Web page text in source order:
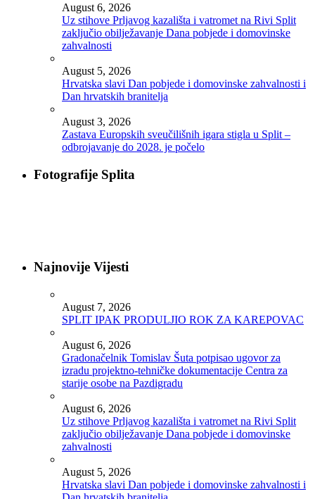
August 6, 2026
Uz stihove Prljavog kazališta i vatromet na Rivi Split
zaključio obilježavanje Dana pobjede i domovinske
zahvalnosti
August 5, 2026
Hrvatska slavi Dan pobjede i domovinske zahvalnosti i
Dan hrvatskih branitelja
August 3, 2026
Zastava Europskih sveučilišnih igara stigla u Split –
odbrojavanje do 2028. je počelo
Fotografije Splita
Najnovije Vijesti
August 7, 2026
SPLIT IPAK PRODULJIO ROK ZA KAREPOVAC
August 6, 2026
Gradonačelnik Tomislav Šuta potpisao ugovor za
izradu projektno-tehničke dokumentacije Centra za
starije osobe na Pazdigradu
August 6, 2026
Uz stihove Prljavog kazališta i vatromet na Rivi Split
zaključio obilježavanje Dana pobjede i domovinske
zahvalnosti
August 5, 2026
Hrvatska slavi Dan pobjede i domovinske zahvalnosti i